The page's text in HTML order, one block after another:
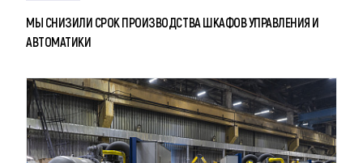
МЫ СНИЗИЛИ СРОК ПРОИЗВОДСТВА ШКАФОВ УПРАВЛЕНИЯ И
АВТОМАТИКИ